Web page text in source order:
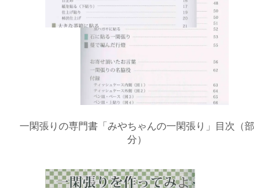
一閑張りの専門書「みやちゃんの一閑張り」目次（部
分）